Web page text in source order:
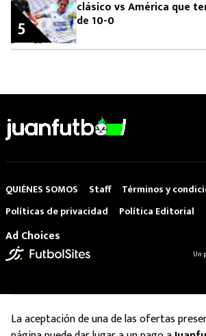
clásico vs América que
de 10-0
5
QUIÉNES SOMOS Staff
Términos y
Políticas de privacidad
Política Editorial
Ad Choices
Un
La aceptación de una de las ofertas